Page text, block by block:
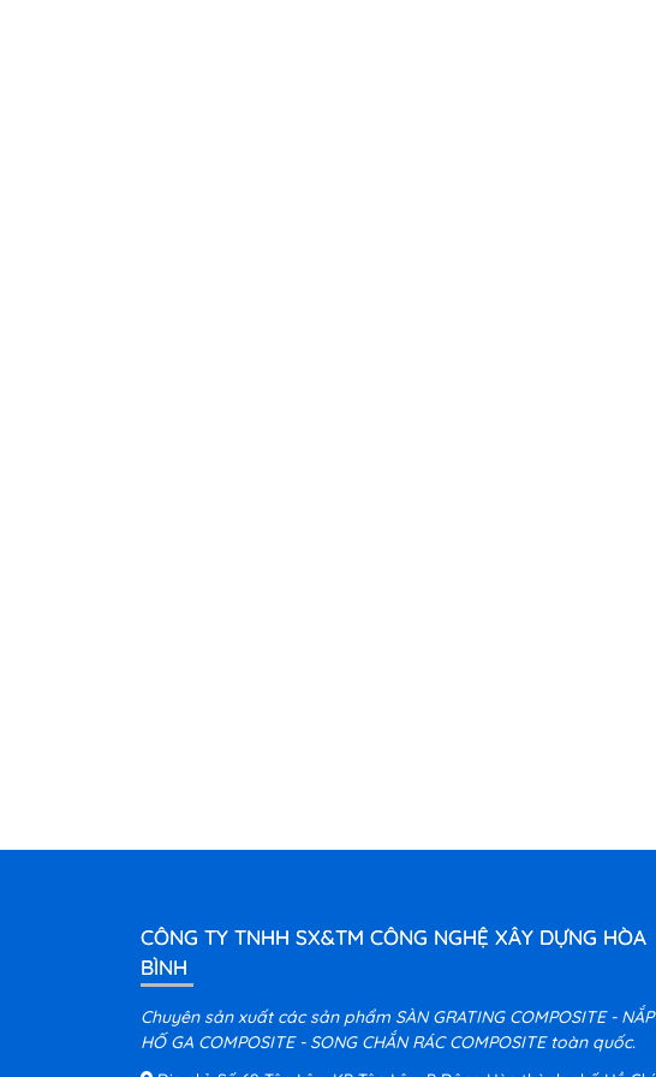
CÔNG TY TNHH SX&TM CÔNG NGHỆ XÂY DỰNG HÒA
BÌNH
Chuyên sản xuất các sản phẩm SÀN GRATING COMPOSITE - NẮP
HỐ GA COMPOSITE - SONG CHẮN RÁC COMPOSITE toàn quốc.